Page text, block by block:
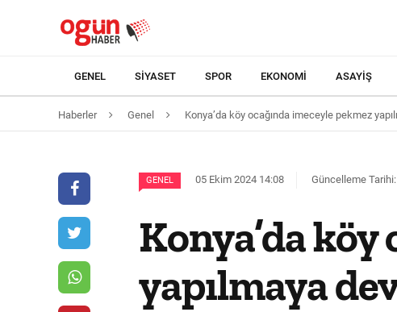
GENEL SIYASET SPOR EKONOMI ASAYIŞ
Haberler Genel Konya’da köy ocağında imeceyle pekmez
GENEL 05 Ekim 2024 14:08 Güncelleme
Konya’da
yapılmaya